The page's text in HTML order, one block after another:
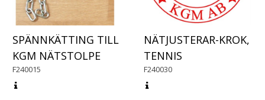
SPÄNNKÄTTING TILL
KGM NÄTSTOLPE
F240015
NÄTJUSTERAR-KROK,
TENNIS
F240030